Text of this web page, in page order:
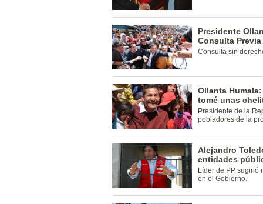
Presidente
Consulta
Consulta sin
Ollanta
tomé unas
Presidente de la
pobladores de la
Alejandro
entidades
Líder de PP sugirió
en el Gobierno.